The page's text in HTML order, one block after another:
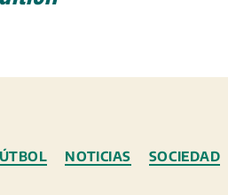
NOTICIAS SOCIEDAD